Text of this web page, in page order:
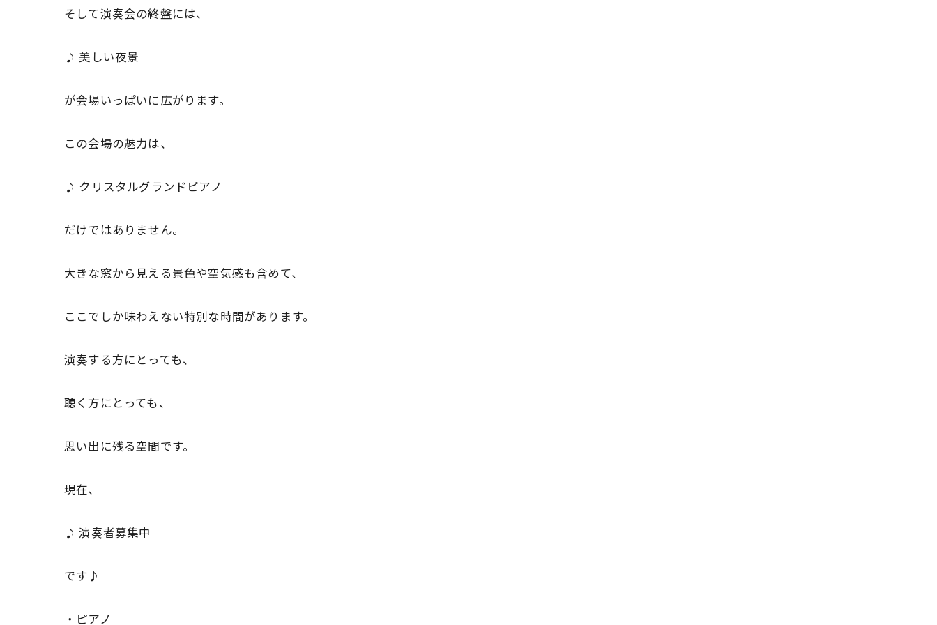
そして演奏会の終盤には、
♪ 美しい夜景
が会場いっぱいに広がります。
この会場の魅力は、
♪ クリスタルグランドピアノ
だけではありません。
大きな窓から見える景色や空気感も含めて、
ここでしか味わえない特別な時間があります。
演奏する方にとっても、
聴く方にとっても、
思い出に残る空間です。
現在、
♪ 演奏者募集中
です♪
・ピアノ